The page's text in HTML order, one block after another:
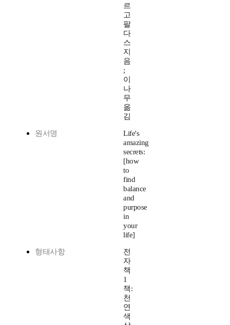
르
고
팔
다
스
지
음
;
이
나
무
옮
김
원서명
Life's
amazing
secrets:
[how
to
find
balance
and
purpose
in
your
life]
형태사항
전
자
책
1
책:
천
연
색